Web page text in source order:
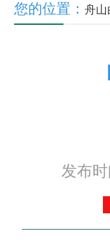
您的位置： 舟山
发布时